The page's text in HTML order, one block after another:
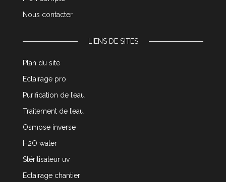
Nous contacter
LIENS DE SITES
Plan du site
Eclairage pro
Purification de l’eau
Traitement de l’eau
Osmose inverse
H2O water
Stérilisateur uv
Eclairage chantier